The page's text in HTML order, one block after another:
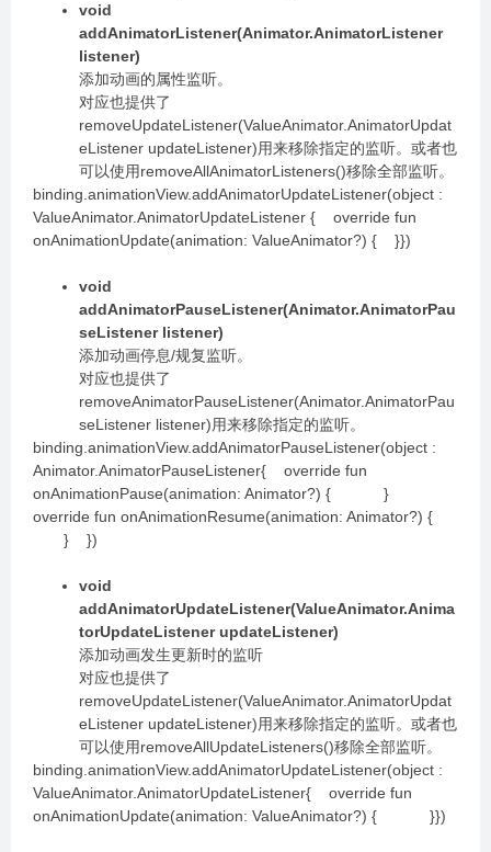
void
addAnimatorListener(Animator.AnimatorListener
listener)
添加动画的属性监听。
对应也提供了
removeUpdateListener(ValueAnimator.AnimatorUpdat
eListener updateListener)用来移除指定的监听。或者也
可以使用removeAllAnimatorListeners()移除全部监听。
binding.animationView.addAnimatorUpdateListener(object :
ValueAnimator.AnimatorUpdateListener { override fun
onAnimationUpdate(animation: ValueAnimator?) { }})
void
addAnimatorPauseListener(Animator.AnimatorPau
seListener listener)
添加动画停息/规复监听。
对应也提供了
removeAnimatorPauseListener(Animator.AnimatorPau
seListener listener)用来移除指定的监听。
binding.animationView.addAnimatorPauseListener(object :
Animator.AnimatorPauseListener{ override fun
onAnimationPause(animation: Animator?) { }
override fun onAnimationResume(animation: Animator?) {
} })
void
addAnimatorUpdateListener(ValueAnimator.Anima
torUpdateListener updateListener)
添加动画发生更新时的监听
对应也提供了
removeUpdateListener(ValueAnimator.AnimatorUpdat
eListener updateListener)用来移除指定的监听。或者也
可以使用removeAllUpdateListeners()移除全部监听。
binding.animationView.addAnimatorUpdateListener(object :
ValueAnimator.AnimatorUpdateListener{ override fun
onAnimationUpdate(animation: ValueAnimator?) { }})